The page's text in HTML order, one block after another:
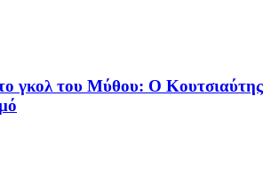
γκολ του Μύθου: Ο Κουτσιαύτης